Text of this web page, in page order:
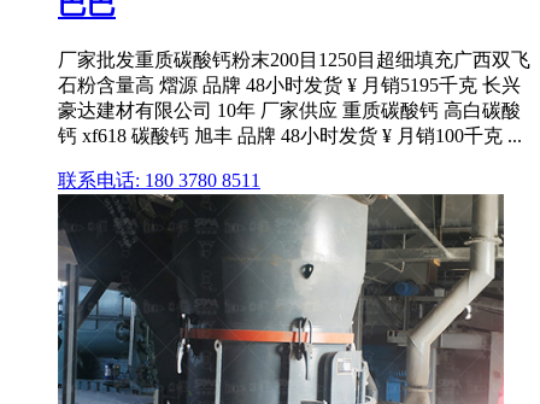
厂家批发重质碳酸钙粉末200目1250目超细填充广西双飞
石粉含量高 熠源 品牌 48小时发货 ¥ 月销5195千克 长兴
豪达建材有限公司 10年 厂家供应 重质碳酸钙 高白碳酸
钙 xf618 碳酸钙 旭丰 品牌 48小时发货 ¥ 月销100千克 ...
联系电话: 180 3780 8511